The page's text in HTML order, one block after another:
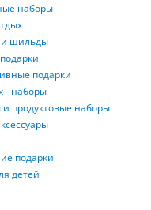
наборы
и шильды
подарки
- наборы
и продуктовые наборы
подарки
детей